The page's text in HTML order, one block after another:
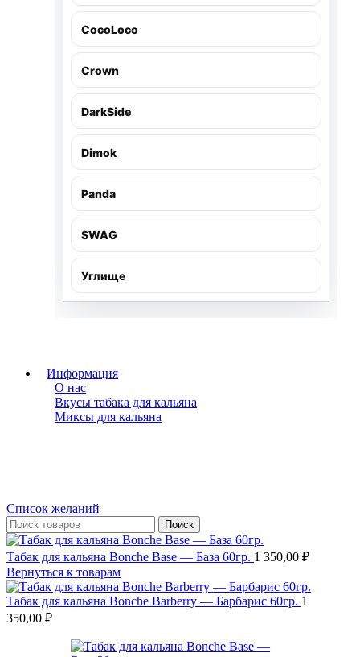
CocoLoco
Crown
DarkSide
Dimok
Panda
SWAG
Углище
Информация
О нас
Вкусы табака для кальяна
Миксы для кальяна
Список желаний
Поиск
Табак для кальяна Bonche Base — База 60гр. 1 350,00 ₽
Вернуться к товарам
Табак для кальяна Bonche Barberry — Барбарис 60гр. 1
350,00 ₽